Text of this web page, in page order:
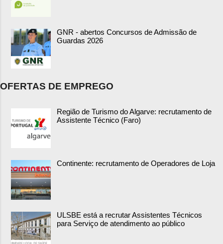
GNR - abertos Concursos de Admissão de
Guardas 2026
OFERTAS DE EMPREGO
Região de Turismo do Algarve: recrutamento de
Assistente Técnico (Faro)
Continente: recrutamento de Operadores de Loja
ULSBE está a recrutar Assistentes Técnicos
para Serviço de atendimento ao público